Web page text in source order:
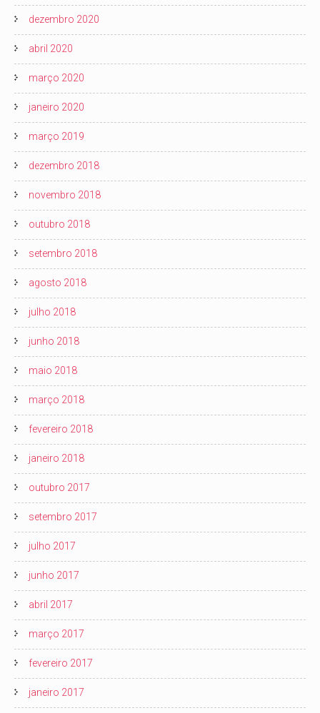
dezembro 2020
abril 2020
março 2020
janeiro 2020
março 2019
dezembro 2018
novembro 2018
outubro 2018
setembro 2018
agosto 2018
julho 2018
junho 2018
maio 2018
março 2018
fevereiro 2018
janeiro 2018
outubro 2017
setembro 2017
julho 2017
junho 2017
abril 2017
março 2017
fevereiro 2017
janeiro 2017